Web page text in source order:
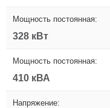
Мощность постоянная:
328 кВт
Мощность постоянная:
410 кВА
Напряжение: